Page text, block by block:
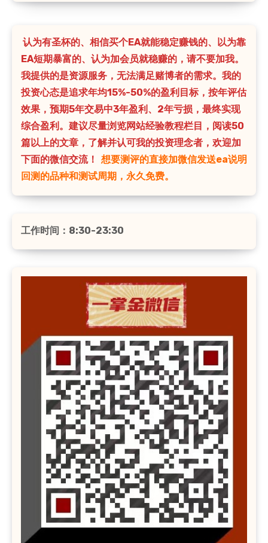
认为有圣杯的、相信买个EA就能稳定赚钱的、以为靠
EA短期暴富的、认为加会员就稳赚的，请不要加我。
我提供的是资源服务，无法满足赌博者的需求。我的
投资心态是追求年均15%-50%的盈利目标，按年评估
效果，预期5年交易中3年盈利、2年亏损，最终实现
综合盈利。建议尽量浏览网站经验教程栏目，阅读50
篇以上的文章，了解并认可我的投资理念者，欢迎加
下面的微信交流！
想要测评的直接加微信发送ea说明
回测的品种和测试周期，永久免费。
工作时间：8:30-23:30